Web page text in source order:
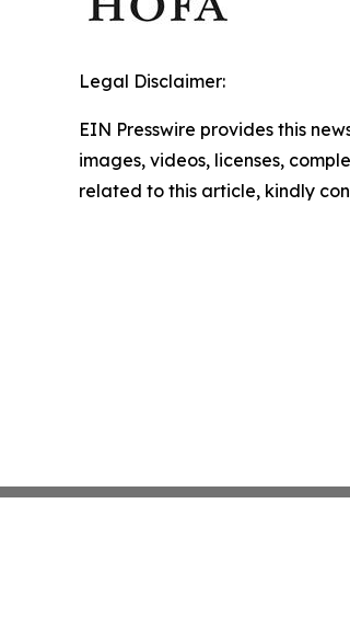
Legal Disclaimer:
EIN Presswire provides this
images, videos, licenses,
related to this article, kindly